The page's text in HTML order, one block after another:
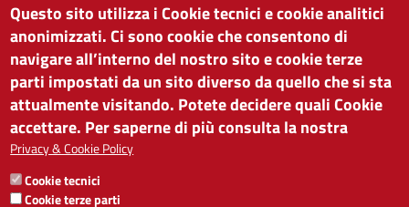
CAMERA DI COMMERCIO DI BOLZANO
via Alto Adige 60 | I-39100 Bolzano
tel. 0471 945 511 |info@camcom.bz.it
Partita IVA: 00376420212
ISTITUTO PER LA PROMOZIONE DELLO
SVILUPPO ECONOMICO
Partita IVA: 01716880214
Questo sito utilizza i Cookie tecnici e cookie analitici
anonimizzati. Ci sono cookie che consentono di
navigare all’interno del nostro sito e cookie terze
parti impostati da un sito diverso da quello che si sta
attualmente visitando. Potete decidere quali Cookie
accettare. Per saperne di più consulta la nostra
Privacy & Cookie Policy
Cookie tecnici
Cookie terze parti